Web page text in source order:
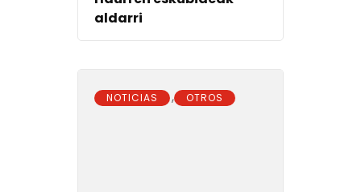
aldarri
NOTICIAS , OTROS